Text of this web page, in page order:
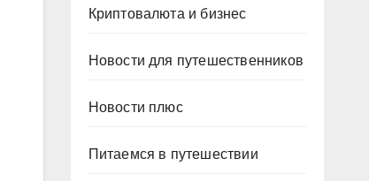
Криптовалюта и бизнес
Новости для путешественников
Новости плюс
Питаемся в путешествии